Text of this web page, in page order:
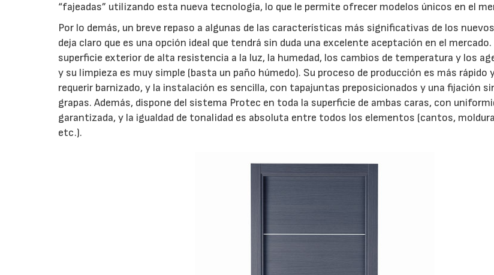
“fajeadas” utilizando esta nueva tecnología, lo que le permite ofrecer modelos únicos en el
Por lo demás, un breve repaso a algunas de las características más significativas de los
deja claro que es una opción ideal que tendrá sin duda una excelente aceptación en el
superficie exterior de alta resistencia a la luz, la humedad, los cambios de temperatura y los
y su limpieza es muy simple (basta un paño húmedo). Su proceso de producción es más rápido
requerir barnizado, y la instalación es sencilla, con tapajuntas preposicionados y una fijación
grapas. Además, dispone del sistema Protec en toda la superficie de ambas caras, con
garantizada, y la igualdad de tonalidad es absoluta entre todos los elementos (cantos,
etc.).